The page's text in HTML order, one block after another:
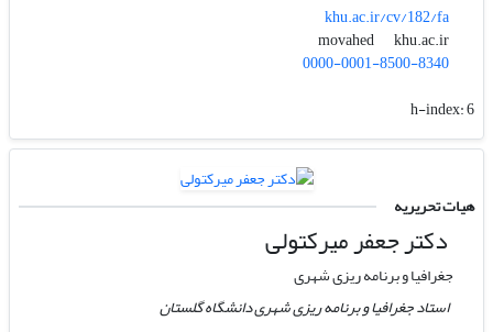
khu.ac.ir/cv/182/fa
movahed
khu.ac.ir
0000-0001-8500-8340
h-index:6
هیات تحریریه
دکتر جعفر میرکتولی
جغرافیا و برنامه ریزی شهری
استاد جغرافیا و برنامه ریزی شهری دانشگاه گلستان